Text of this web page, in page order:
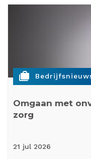
cases
Omgaan met
zorg
21 jul 2026